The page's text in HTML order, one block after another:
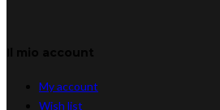
My account
Wish list